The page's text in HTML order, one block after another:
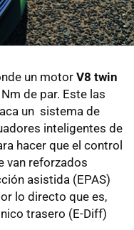
un motor V8 twin
de par. Este las
un sistema de
inteligentes de
hacer que el control
van reforzados
asistida (EPAS)
lo directo que es,
trasero (E-Diff)